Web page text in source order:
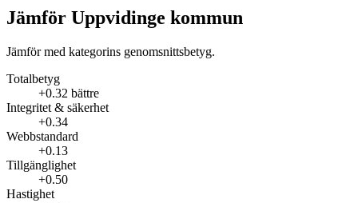
Jämför Uppvidinge kommun
Jämför med kategorins genomsnittsbetyg.
Totalbetyg
+0.32 bättre
Integritet & säkerhet
+0.34
Webbstandard
+0.13
Tillgänglighet
+0.50
Hastighet